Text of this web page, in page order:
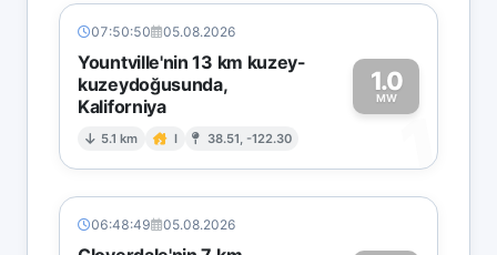
07:50:50 05.08.2026
Yountville'nin 13 km kuzey-
kuzeydoğusunda,
Kaliforniya
5.1 km I 38.51, -122.30
1.0
MW
1
06:48:49 05.08.2026